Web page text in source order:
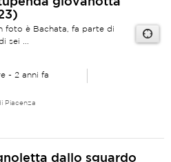
foto è Bachata, fa parte di
sei ...
- 2 anni fa
Piacenza
dallo sguardo